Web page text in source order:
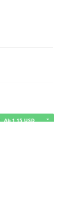
Ab 1,15 USD